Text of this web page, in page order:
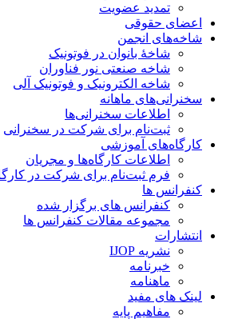
تمدید عضویت
اعضای حقوقی
شاخه‌های انجمن
شاخۀ بانوان در فوتونیک
شاخه صنعتی نور فناوران
شاخه‌ الکترونیک و فوتونیک آلی
سخنرانی‌های ماهانه
اطلاعات سخنرانی‌‌ها
ثبت‌نام برای شرکت در سخنرانی
کارگاه‌های آموزشی
اطلاعات کارگاه‌ها و مجریان
فرم ثبت‌نام برای شرکت در کارگاه
کنفرانس ها
کنفرانس های برگزار شده
مجموعه مقالات کنفرانس ها
انتشارات
نشریه IJOP
خبرنامه
ماهنامه
لینک های مفید
مفاهیم پایه